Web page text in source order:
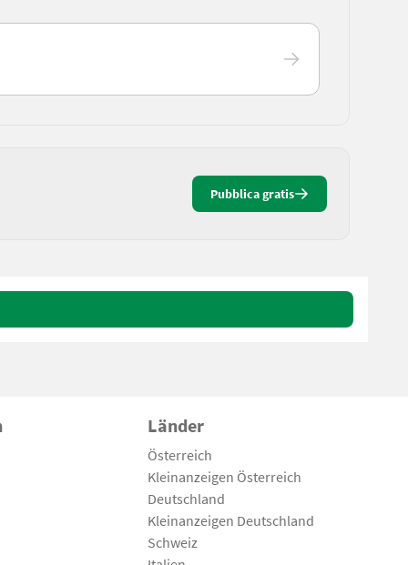
Pubblica gratis
Länder
Österreich
Kleinanzeigen Österreich
Deutschland
Kleinanzeigen Deutschland
Schweiz